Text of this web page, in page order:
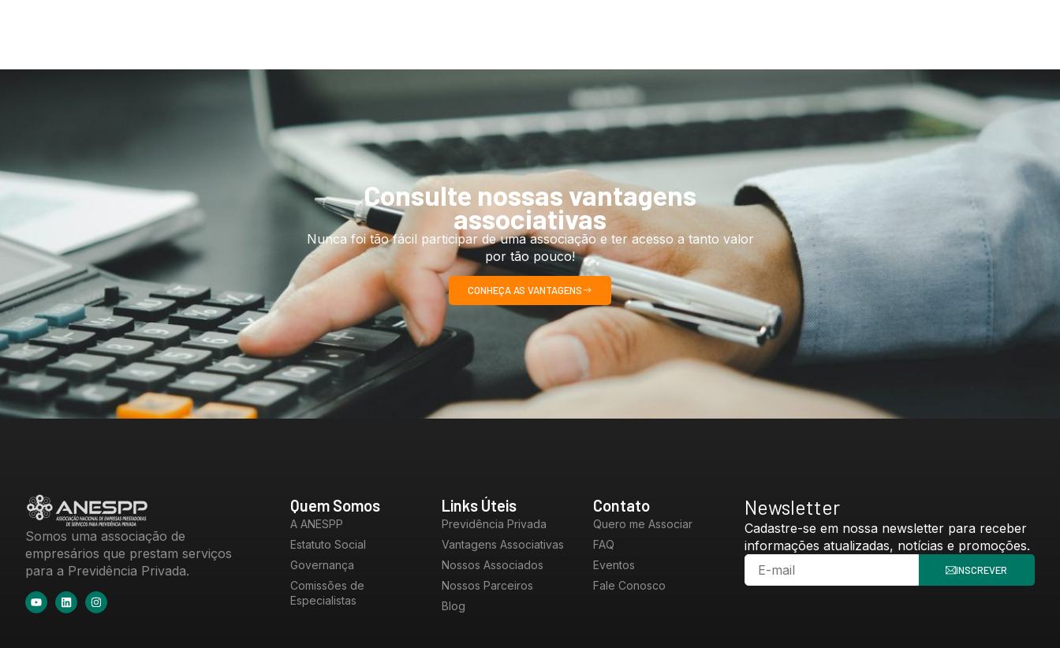
Consulte nossas vantagens
associativas
Nunca foi tão fácil participar de uma associação e ter acesso a tanto valor
por tão pouco!
CONHEÇA AS VANTAGENS
Somos uma associação de
empresários que prestam serviços
para a Previdência Privada.
Quem Somos
A ANESPP
Estatuto Social
Governança
Comissões de
Especialistas
Links Úteis
Previdência Privada
Vantagens Associativas
Nossos Associados
Nossos Parceiros
Blog
Contato
Quero me Associar
FAQ
Eventos
Fale Conosco
Newsletter
Cadastre-se em nossa newsletter para receber
informações atualizadas, notícias e promoções.
INSCREVER